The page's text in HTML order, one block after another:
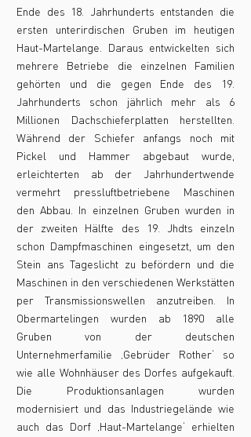
Ende des 18. Jahrhunderts entstanden die
ersten unterirdischen Gruben im heutigen
Haut-Martelange. Daraus entwickelten sich
mehrere Betriebe die einzelnen Familien
gehörten und die gegen Ende des 19.
Jahrhunderts schon jährlich mehr als 6
Millionen Dachschieferplatten herstellten.
Während der Schiefer anfangs noch mit
Pickel und Hammer abgebaut wurde,
erleichterten ab der Jahrhundertwende
vermehrt pressluftbetriebene Maschinen
den Abbau. In einzelnen Gruben wurden in
der zweiten Hälfte des 19. Jhdts einzeln
schon Dampfmaschinen eingesetzt, um den
Stein ans Tageslicht zu befördern und die
Maschinen in den verschiedenen Werkstätten
per Transmissionswellen anzutreiben. In
Obermartelingen wurden ab 1890 alle
Gruben von der deutschen
Unternehmerfamilie ‚Gebrüder Rother‘ so
wie alle Wohnhäuser des Dorfes aufgekauft.
Die Produktionsanlagen wurden
modernisiert und das Industriegelände wie
auch das Dorf ‚Haut-Martelange‘ erhielten